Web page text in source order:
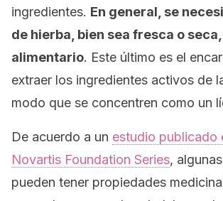
ingredientes. En general, se
de hierba, bien sea fresca o
alimentario. Este último es el
extraer los ingredientes activos de
modo que se concentren como un
De acuerdo a un estudio publicado
Novartis Foundation Series,
pueden tener propiedades